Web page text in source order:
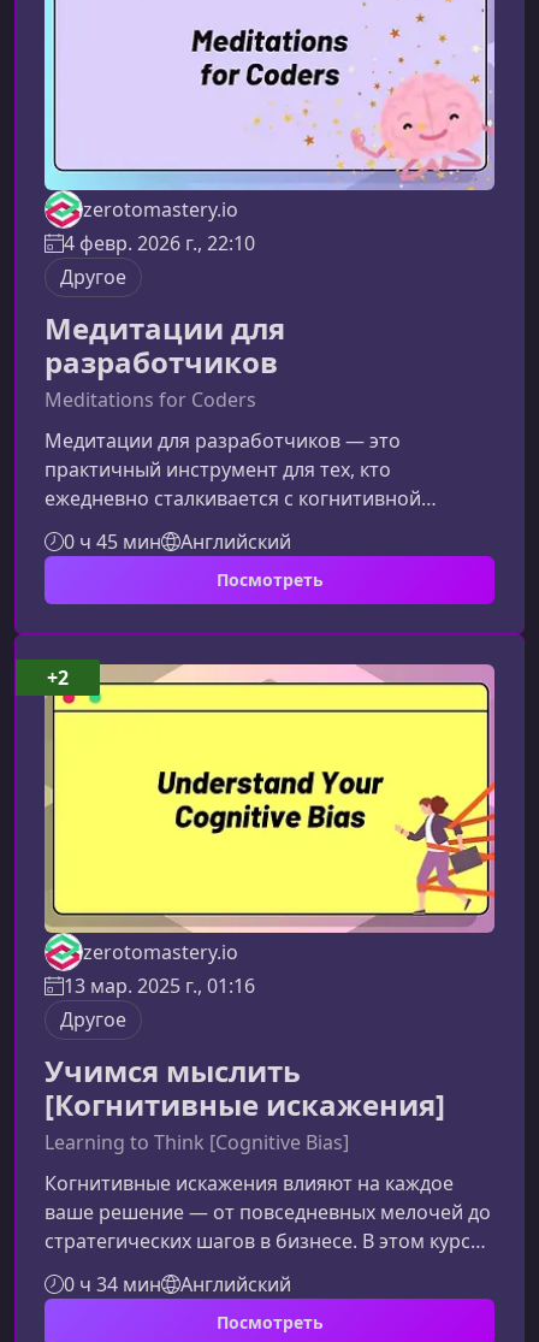
zerotomastery.io
4 февр. 2026 г., 22:10
Другое
Медитации для
разработчиков
Meditations for Coders
Медитации для разработчиков — это
практичный инструмент для тех, кто
ежедневно сталкивается с когнитивной
нагрузкой, сложными задачами и быстрым
темпом работы. В этом материале вы узнаете,
как курс помогает снизить стресс, повысить
рабочий процесс, не выбиваясь из ритма
разработки.Зачем разработчикам
медитироватьВысокая плотность задач,
0 ч 45 мин Английский
Посмотреть
zerotomastery.io
13 мар. 2025 г., 01:16
Другое
Учимся мыслить
[Когнитивные искажения]
Learning to Think [Cognitive Bias]
Когнитивные искажения влияют на каждое
ваше решение — от повседневных мелочей до
стратегических шагов в бизнесе. В этом курсе
вы узнаете, как распознавать типичные
ловушки мышления и выстраивать более
осознанные, рациональные модели принятия
0 ч 34 мин Английский
Посмотреть
+2